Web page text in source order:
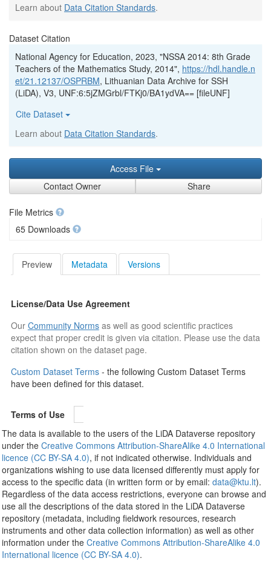
Learn about Data Citation Standards.
Dataset Citation
National Agency for Education, 2023, "NSSA 2014: 8th Grade
Teachers of the Mathematics Study, 2014", https://hdl.handle.n
et/21.12137/OSPRBM, Lithuanian Data Archive for SSH
(LiDA), V3, UNF:6:5jZMGrbl/FTKj0/BA1ydVA== [fileUNF]
Cite Dataset
Learn about Data Citation Standards.
Access File
Contact Owner
Share
File Metrics
65 Downloads
Preview Metadata Versions
License/Data Use Agreement
Our Community Normsas well as good scientific practices
expect that proper credit is given via citation. Please use the data
citation shown on the dataset page.
Custom Dataset Terms - the following Custom Dataset Terms
have been defined for this dataset.
Terms of Use
The data is available to the users of the LiDA Dataverse repository
under the Creative Commons Attribution-ShareAlike 4.0 International
licence (CC BY-SA 4.0), if not indicated otherwise. Individuals and
organizations wishing to use data licensed differently must apply for
access to the specific data (in written form or by email: data@ktu.lt).
Regardless of the data access restrictions, everyone can browse and
use all the descriptions of the data stored in the LiDA Dataverse
repository (metadata, including fieldwork resources, research
instruments and other data collection information) as well as other
information under the Creative Commons Attribution-ShareAlike 4.0
International licence (CC BY-SA 4.0).